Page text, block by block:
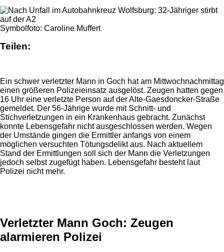
Symbolfoto: Caroline Muffert
Teilen:
Ein schwer verletzter Mann in Goch hat am Mittwochnachmittag
einen größeren Polizeieinsatz ausgelöst. Zeugen hatten gegen
16 Uhr eine verletzte Person auf der Alte-Gaesdoncker-Straße
gemeldet. Der 56-Jährige wurde mit Schnitt- und
Stichverletzungen in ein Krankenhaus gebracht. Zunächst
konnte Lebensgefahr nicht ausgeschlossen werden. Wegen
der Umstände gingen die Ermittler anfangs von einem
möglichen versuchten Tötungsdelikt aus. Nach aktuellem
Stand der Ermittlungen soll sich der Mann die Verletzungen
jedoch selbst zugefügt haben. Lebensgefahr besteht laut
Polizei nicht mehr.
Verletzter Mann Goch: Zeugen
alarmieren Polizei